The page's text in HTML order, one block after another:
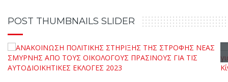
POST THUMBNAILS SLIDER